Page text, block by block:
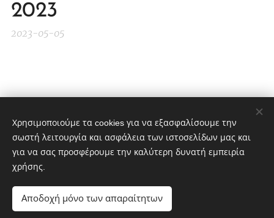
2023
2023-05-05
ΑΣΚΓΕ Σουφλιώτικα Κελάρια
Χρησιμοποιούμε τα cookies για να εξασφαλίσουμε την
σωστή λειτουργία και ασφάλεια των ιστοσελίδων μας και
για να σας προσφέρουμε την καλύτερη δυνατή εμπειρία
χρήσης.
Αποδοχή μόνο των απαραίτητων